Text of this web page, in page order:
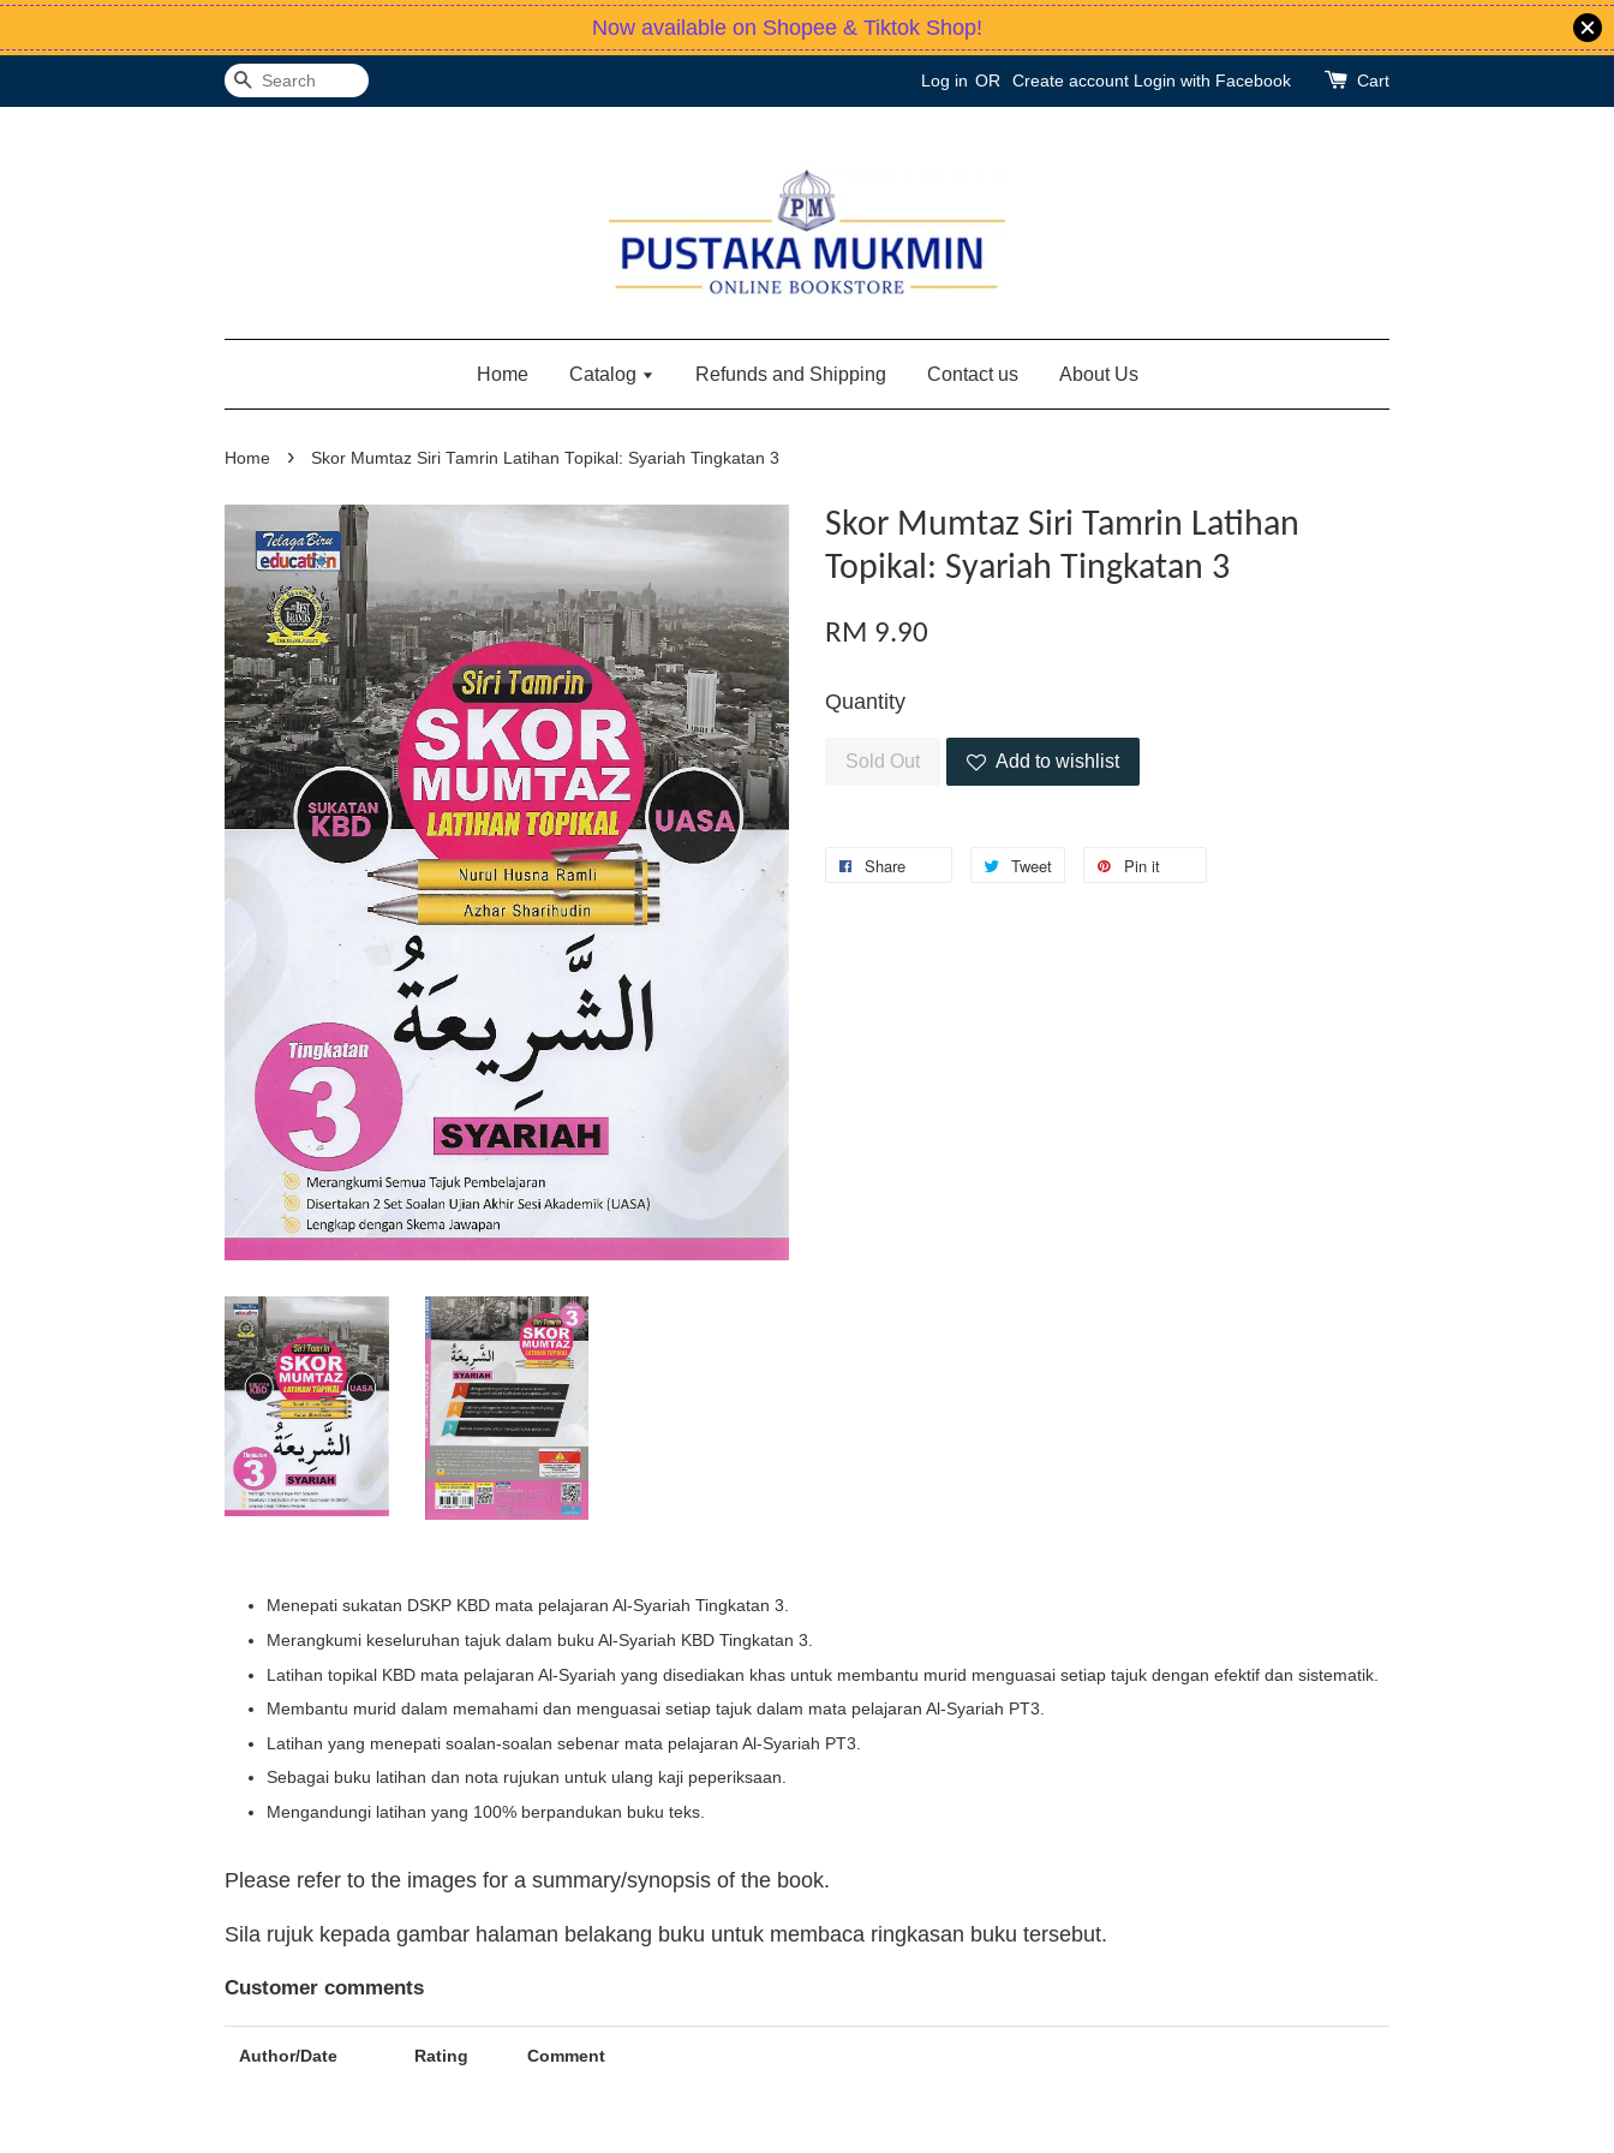
Now available on Shopee & Tiktok Shop!
Search Log in OR Create account Login with Facebook Cart
Home Catalog Refunds and Shipping Contact us About Us
Home › Skor Mumtaz Siri Tamrin Latihan Topikal: Syariah Tingkatan 3
Skor Mumtaz Siri Tamrin Latihan
Topikal: Syariah Tingkatan 3
RM 9.90
Quantity
Sold Out Add to wishlist
Share Tweet Pin it
Menepati sukatan DSKP KBD mata pelajaran Al-Syariah Tingkatan 3.
Merangkumi keseluruhan tajuk dalam buku Al-Syariah KBD Tingkatan 3.
Latihan topikal KBD mata pelajaran Al-Syariah yang disediakan khas untuk membantu murid menguasai setiap tajuk dengan efektif dan sistematik.
Membantu murid dalam memahami dan menguasai setiap tajuk dalam mata pelajaran Al-Syariah PT3.
Latihan yang menepati soalan-soalan sebenar mata pelajaran Al-Syariah PT3.
Sebagai buku latihan dan nota rujukan untuk ulang kaji peperiksaan.
Mengandungi latihan yang 100% berpandukan buku teks.
Please refer to the images for a summary/synopsis of the book.
Sila rujuk kepada gambar halaman belakang buku untuk membaca ringkasan buku tersebut.
Customer comments
Author/Date Rating Comment